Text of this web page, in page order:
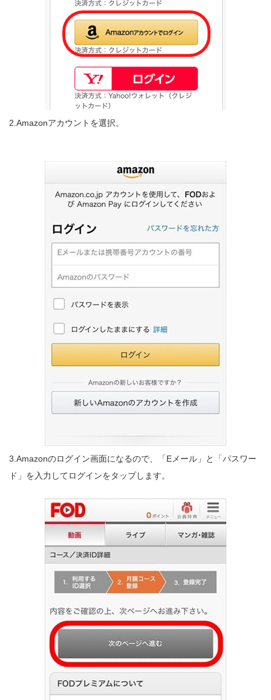
2.Amazonアカウントを選択。
3.Amazonのログイン画面になるので、「Eメール」と「パスワー
ド」を入力してログインをタップします。